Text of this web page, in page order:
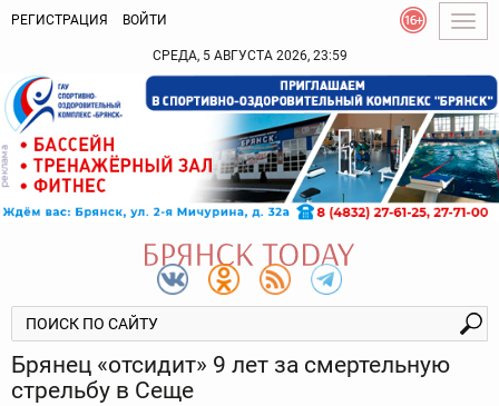
РЕГИСТРАЦИЯ ВОЙТИ
СРЕДА, 5 АВГУСТА 2026, 23:59
Брянец «отсидит» 9 лет за смертельную
стрельбу в Сеще